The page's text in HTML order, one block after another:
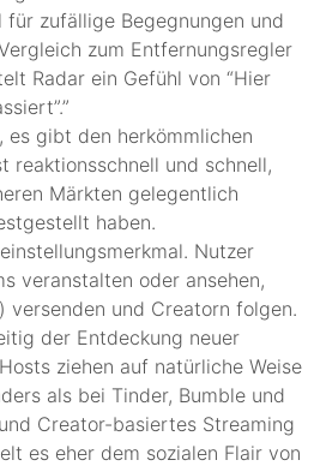
für zufällige Begegnungen und
zum Entfernungsregler
Radar ein Gefühl von “Hier
es gibt den herkömmlichen
reaktionsschnell und schnell,
Märkten gelegentlich
haben.
Nutzer
veranstalten oder ansehen,
versenden und Creatorn folgen.
der Entdeckung neuer
ziehen auf natürliche Weise
als bei Tinder, Bumble und
Creator-basiertes Streaming
es eher dem sozialen Flair von